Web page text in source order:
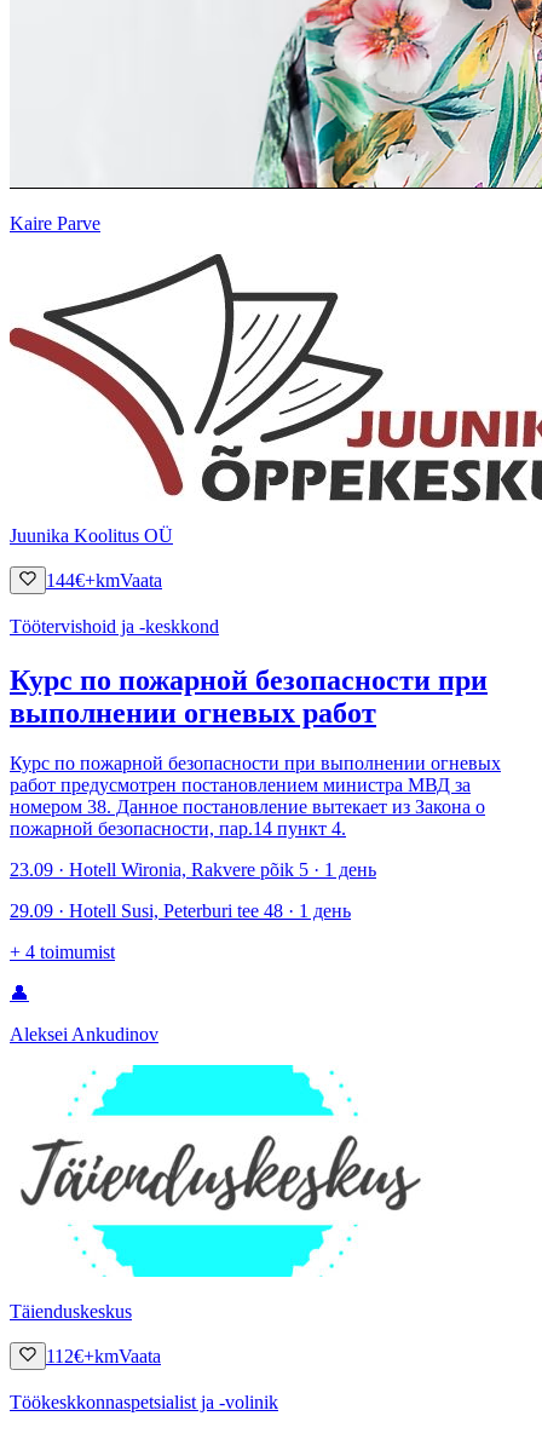
Kaire Parve
Juunika Koolitus OÜ
144€+kmVaata
Töötervishoid ja -keskkond
Курс по пожарной безопасности при
выполнении огневых работ
Курс по пожарной безопасности при выполнении огневых
работ предусмотрен постановлением министра МВД за
номером 38. Данное постановление вытекает из Закона о
пожарной безопасности, пар.14 пункт 4.
23.09 · Hotell Wironia, Rakvere põik 5 · 1 день
29.09 · Hotell Susi, Peterburi tee 48 · 1 день
+ 4 toimumist
👤
Aleksei Ankudinov
Täienduskeskus
112€+kmVaata
Töökeskkonnaspetsialist ja -volinik